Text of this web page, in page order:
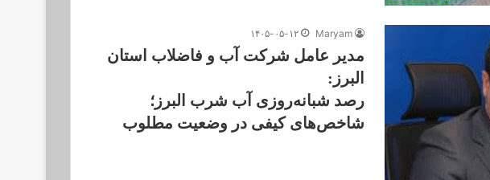
Maryam ۱۴۰۵-۰۵-۱۲
مدیر عامل شرکت آب و فاضلاب استان
البرز:
رصد شبانه‌روزی آب شرب البرز؛
شاخص‌های کیفی در وضعیت مطلوب